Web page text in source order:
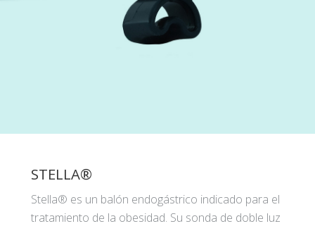
STELLA®
Stella® es un balón endogástrico indicado para el
tratamiento de la obesidad. Su sonda de doble luz